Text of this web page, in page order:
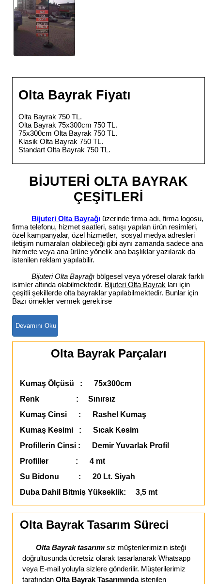
Olta Bayrak Fiyatı
Olta Bayrak 750 TL.
Olta Bayrak 75x300cm 750 TL.
75x300cm Olta Bayrak 750 TL.
Klasik Olta Bayrak 750 TL.
Standart Olta Bayrak 750 TL.
BİJUTERİ OLTA BAYRAK
ÇEŞİTLERİ
Bijuteri Olta Bayrağı üzerinde firma adı, firma logosu,
firma telefonu, hizmet saatleri, satışı yapılan ürün resimleri,
özel kampanyalar, özel hizmetler, sosyal medya adresleri
iletişim numaraları olabileceği gibi aynı zamanda sadece ana
hizmete veya ana ürüne yönelik ana başlıklar yazılarak da
istenilen reklam yapılabilir.
Bijuteri Olta Bayrağı bölgesel veya yöresel olarak farklı
isimler altında olabilmektedir. Bijuteri Olta Bayrak ları için
çeşitli şekillerde olta bayraklar yapılabilmektedir. Bunlar için
Bazı örnekler vermek gerekirse
Olta Bayrak Parçaları
Kumaş Ölçüsü : 75x300cm
Renk : Sınırsız
Kumaş Cinsi : Rashel Kumaş
Kumaş Kesimi : Sıcak Kesim
Profillerin Cinsi : Demir Yuvarlak Profil
Profiller : 4 mt
Su Bidonu : 20 Lt. Siyah
Duba Dahil Bitmiş Yükseklik: 3,5 mt
Olta Bayrak Tasarım Süreci
Olta Bayrak tasarımı siz müşterilerimizin isteği
doğrultusunda ücretsiz olarak tasarlanarak Whatsapp
veya E-mail yoluyla sizlere gönderilir. Müşterilerimiz
tarafından Olta Bayrak Tasarımında istenilen